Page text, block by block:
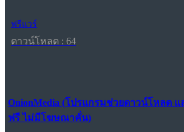
ฟรีแวร์
ดาวน์โหลด : 64
OnionMedia (โปรแกรมช่วยดาวน์โหลด
ฟรี ไม่มีโฆษณาคั่น)